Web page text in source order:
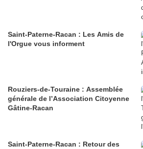
Saint-Paterne-Racan : Les Amis de
l'Orgue vous informent
Rouziers-de-Touraine : Assemblée
générale de l’Association Citoyenne
Gâtine-Racan
Saint-Paterne-Racan : Retour des